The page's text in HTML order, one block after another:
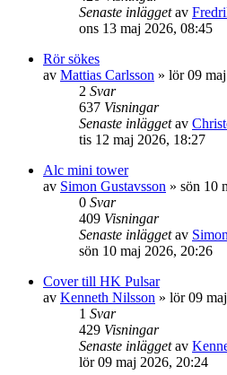
Senaste inläggetav
ons 13 maj 2026, 08:45
Rör sökes
av Mattias Carlsson » lör 09
2 Svar
637 Visningar
Senaste inläggetav
tis 12 maj 2026, 18:27
Alc mini tower
av Simon Gustavsson » sön 10
0 Svar
409 Visningar
Senaste inläggetav
sön 10 maj 2026, 20:26
Cover till HK Pulsar
av Kenneth Nilsson » lör 09
1 Svar
429 Visningar
Senaste inläggetav
lör 09 maj 2026, 20:24